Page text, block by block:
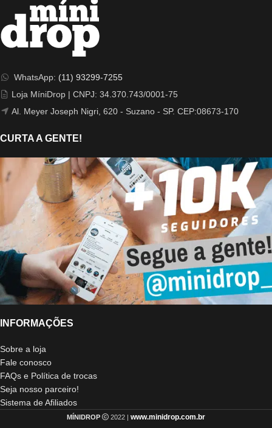
WhatsApp: (11) 93299-7255
Loja MíniDrop | CNPJ: 34.370.743/0001-75
Al. Meyer Joseph Nigri, 620 - Suzano - SP. CEP:08673-170
CURTA A GENTE!
INFORMAÇÕES
Sobre a loja
Fale conosco
FAQs e Política de trocas
Seja nosso parceiro!
Sistema de Afiliados
MÍNIDROP 2022 | www.minidrop.com.br